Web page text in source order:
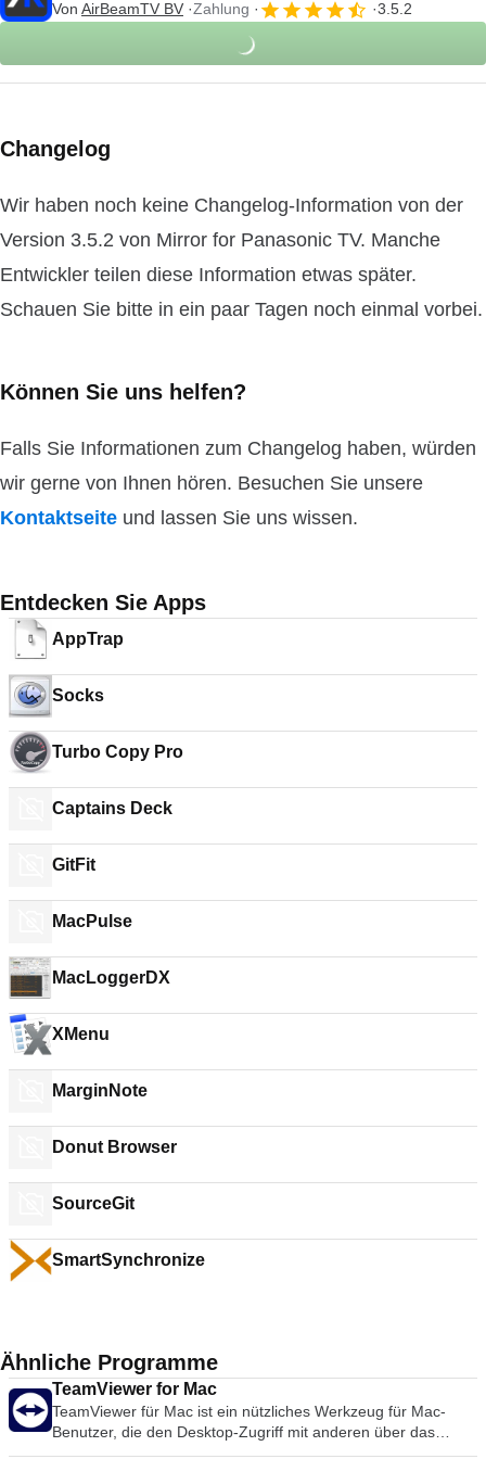
Von AirBeamTV BV Zahlung 3.5.2
Changelog
Wir haben noch keine Changelog-Information von der
Version 3.5.2 von Mirror for Panasonic TV. Manche
Entwickler teilen diese Information etwas später.
Schauen Sie bitte in ein paar Tagen noch einmal vorbei.
Können Sie uns helfen?
Falls Sie Informationen zum Changelog haben, würden
wir gerne von Ihnen hören. Besuchen Sie unsere
Kontaktseite und lassen Sie uns wissen.
Entdecken Sie Apps
AppTrap
Socks
Turbo Copy Pro
Captains Deck
GitFit
MacPulse
MacLoggerDX
XMenu
MarginNote
Donut Browser
SourceGit
SmartSynchronize
Ähnliche Programme
TeamViewer for Mac
TeamViewer für Mac ist ein nützliches Werkzeug für Mac-
Benutzer, die den Desktop-Zugriff mit anderen über das
Internet teilen möchten. Früher ein Werkzeug, das